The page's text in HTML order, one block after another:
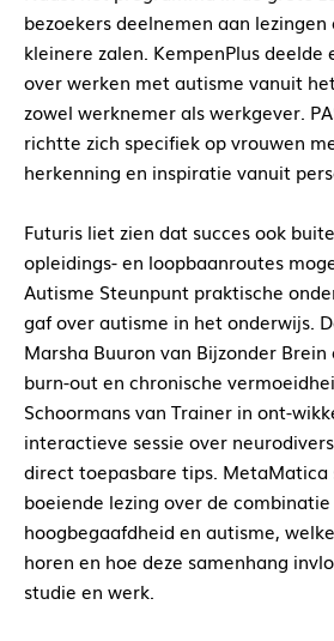
bezoekers deelnemen aan lezingen
kleinere zalen. KempenPlus deelde
over werken met autisme vanuit
zowel werknemer als werkgever.
richtte zich specifiek op vrouwen
herkenning en inspiratie vanuit
Futuris liet zien dat succes ook
opleidings- en loopbaanroutes
Autisme Steunpunt praktische
gaf over autisme in het onderwijs.
Marsha Buuron van Bijzonder
burn-out en chronische
Schoormans van Trainer in ont-
interactieve sessie over
direct toepasbare tips.
boeiende lezing over de combinatie
hoogbegaafdheid en autisme,
horen en hoe deze samenhang
studie en werk.